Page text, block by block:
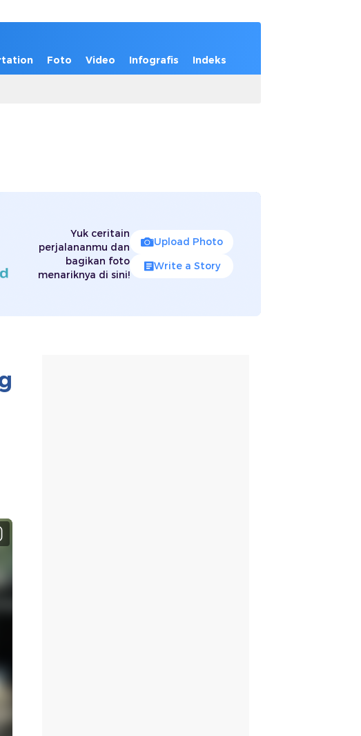
Foto Video Infografis Indeks
Yuk ceritain
perjalananmu dan
bagikan foto
menariknya di sini!
Upload Photo
Write a Story